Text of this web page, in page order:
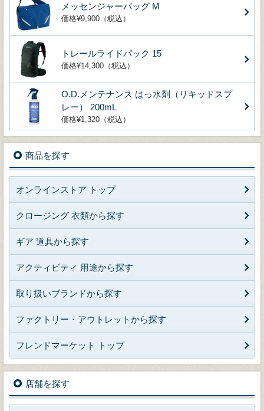
メッセンジャーバッグ M
価格¥9,900（税込）
トレールライドパック 15
価格¥14,300（税込）
O.D.メンテナンス はっ水剤（リキッドスプ
レー） 200mL
価格¥1,320（税込）
商品を探す
オンラインストア トップ
クロージング 衣類から探す
ギア 道具から探す
アクティビティ 用途から探す
取り扱いブランドから探す
ファクトリー・アウトレットから探す
フレンドマーケット トップ
店舗を探す